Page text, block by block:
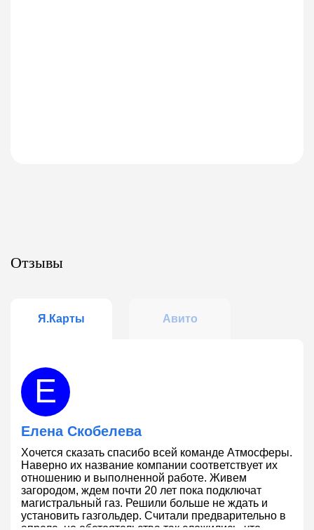
Отзывы
Я.Карты Авито
Е
Елена Скобелева
Хочется сказать спасибо всей команде Атмосферы.
Наверно их название компании соответствует их
отношению и выполненной работе. Живем
загородом, ждем почти 20 лет пока подключат
магистральный газ. Решили больше не ждать и
установить газгольдер. Считали предварительно в